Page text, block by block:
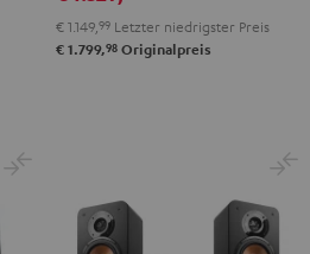
€ 1.149,99 Letzter niedrigster Preis
€ 1.799,98 Originalpreis